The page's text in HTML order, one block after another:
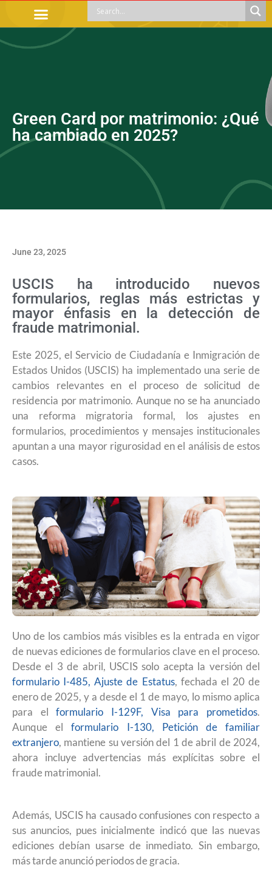
Green Card por matrimonio: ¿Qué
ha cambiado en 2025?
June 23, 2025
USCIS ha introducido nuevos
formularios, reglas más estrictas y
mayor énfasis en la detección de
fraude matrimonial.
Este 2025, el Servicio de Ciudadanía e Inmigración de
Estados Unidos (USCIS) ha implementado una serie de
cambios relevantes en el proceso de solicitud de
residencia por matrimonio. Aunque no se ha anunciado
una reforma migratoria formal, los ajustes en
formularios, procedimientos y mensajes institucionales
apuntan a una mayor rigurosidad en el análisis de estos
casos.
Uno de los cambios más visibles es la entrada en vigor
de nuevas ediciones de formularios clave en el proceso.
Desde el 3 de abril, USCIS solo acepta la versión del
formulario I-485, Ajuste de Estatus, fechada el 20 de
enero de 2025, y a desde el 1 de mayo, lo mismo aplica
para elformulario I-129F, Visa para prometidos.
Aunque elformulario I-130, Petición de familiar
extranjero, mantiene su versión del 1 de abril de 2024,
ahora incluye advertencias más explícitas sobre el
fraude matrimonial.
Además, USCIS ha causado confusiones con respecto a
sus anuncios, pues inicialmente indicó que las nuevas
ediciones debían usarse de inmediato. Sin embargo,
más tarde anunció periodos de gracia.